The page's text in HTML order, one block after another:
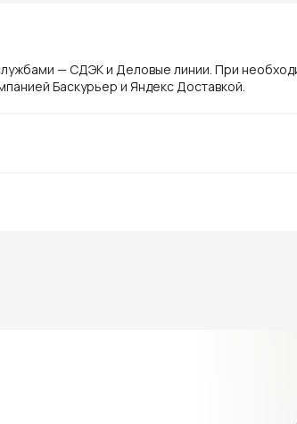
— СДЭК и Деловые линии. При
Баскурьер и Яндекс Доставкой.